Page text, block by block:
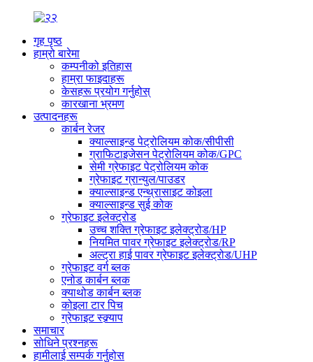
गृह पृष्ठ
हाम्रो बारेमा
कम्पनीको इतिहास
हाम्रा फाइदाहरू
केसहरू प्रयोग गर्नुहोस्
कारखाना भ्रमण
उत्पादनहरू
कार्बन रेजर
क्याल्साइन्ड पेट्रोलियम कोक/सीपीसी
ग्राफिटाइजेसन पेट्रोलियम कोक/GPC
सेमी ग्रेफाइट पेट्रोलियम कोक
ग्रेफाइट ग्रान्युल/पाउडर
क्याल्साइन्ड एन्थ्रासाइट कोइला
क्याल्साइन्ड सुई कोक
ग्रेफाइट इलेक्ट्रोड
उच्च शक्ति ग्रेफाइट इलेक्ट्रोड/HP
नियमित पावर ग्रेफाइट इलेक्ट्रोड/RP
अल्ट्रा हाई पावर ग्रेफाइट इलेक्ट्रोड/UHP
ग्रेफाइट वर्ग ब्लक
एनोड कार्बन ब्लक
क्याथोड कार्बन ब्लक
कोइला टार पिच
ग्रेफाइट स्क्र्याप
समाचार
सोधिने प्रश्नहरू
हामीलाई सम्पर्क गर्नुहोस